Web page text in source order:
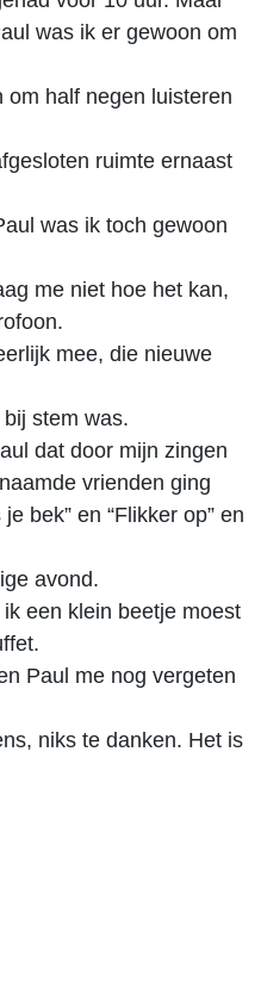
was ik er gewoon om
om half negen luisteren
ruimte ernaast
was ik toch gewoon
me niet hoe het kan,
mee, die nieuwe
stem was.
dat door mijn zingen
vrienden ging
bek” en “Flikker op” en
avond.
een klein beetje moest
Paul me nog vergeten
niks te danken. Het is